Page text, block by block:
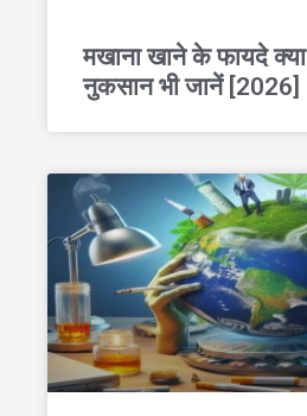
मखाना खाने के फायदे
नुकसान भी जानें [2026]